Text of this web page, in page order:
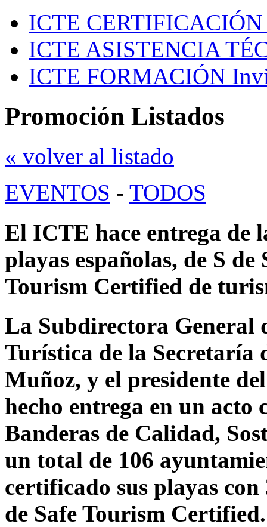
ICTE CERTIFICACIÓN
ICTE ASISTENCIA
ICTE FORMACIÓN
Promoción Listados
« volver al listado
EVENTOS - TODOS
El ICTE hace entrega de
playas españolas, de S
Tourism Certified de
La Subdirectora General
Turística de la Secretaría
Muñoz, y el presidente
hecho entrega en un acto
Banderas de Calidad,
un total de 106
certificado sus playas
de Safe Tourism Certified.